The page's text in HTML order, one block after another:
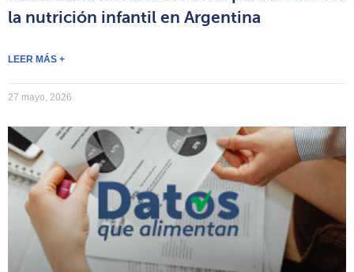
la nutrición infantil en Argentina
LEER MÁS +
27 mayo, 2026